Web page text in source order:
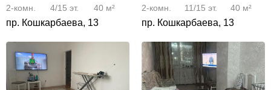
2-комн. 4/15 эт. 40 м²
пр. Кошкарбаева, 13
2-комн. 11/15 эт. 40 м²
пр. Кошкарбаева, 13